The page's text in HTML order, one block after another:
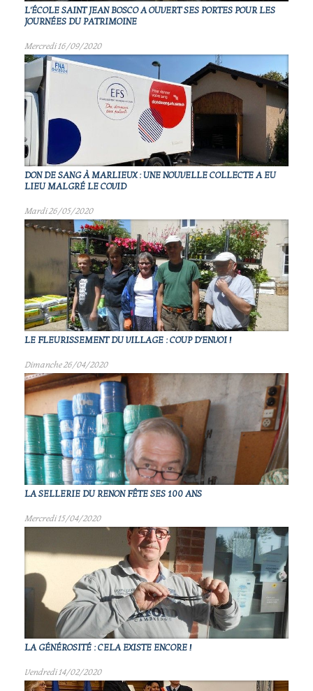
L'ÉCOLE SAINT JEAN BOSCO A OUVERT SES PORTES POUR LES
JOURNÉES DU PATRIMOINE
Mercredi 16/09/2020
DON DE SANG À MARLIEUX : UNE NOUVELLE COLLECTE A EU
LIEU MALGRÉ LE COVID
Mardi 26/05/2020
LE FLEURISSEMENT DU VILLAGE : COUP D'ENVOI !
Dimanche 26/04/2020
LA SELLERIE DU RENON FÊTE SES 100 ANS
Mercredi 15/04/2020
LA GÉNÉROSITÉ : CELA EXISTE ENCORE !
Vendredi 14/02/2020